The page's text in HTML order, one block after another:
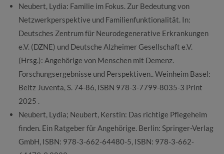
Neubert, Lydia: Familie im Fokus. Zur Bedeutung von
Netzwerkperspektive und Familienfunktionalität. In:
Deutsches Zentrum für Neurodegenerative Erkrankungen
e.V. (DZNE) und Deutsche Alzheimer Gesellschaft e.V.
(Hrsg.): Angehörige von Menschen mit Demenz.
Forschungsergebnisse und Perspektiven.. Weinheim Basel:
Beltz Juventa, S. 74-86, ISBN 978-3-7799-8035-3 Print
2025 .
Neubert, Lydia; Neubert, Kerstin: Das richtige Pflegeheim
finden. Ein Ratgeber für Angehörige. Berlin: Springer-Verlag
GmbH, ISBN: 978-3-662-64480-5, ISBN: 978-3-662-